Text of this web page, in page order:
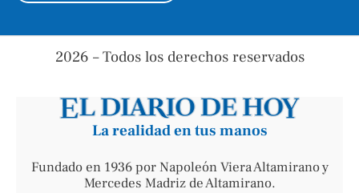
2026 – Todos los derechos reservados
La realidad en tus manos
Fundado en 1936 por Napoleón Viera Altamirano y
Mercedes Madriz de Altamirano.